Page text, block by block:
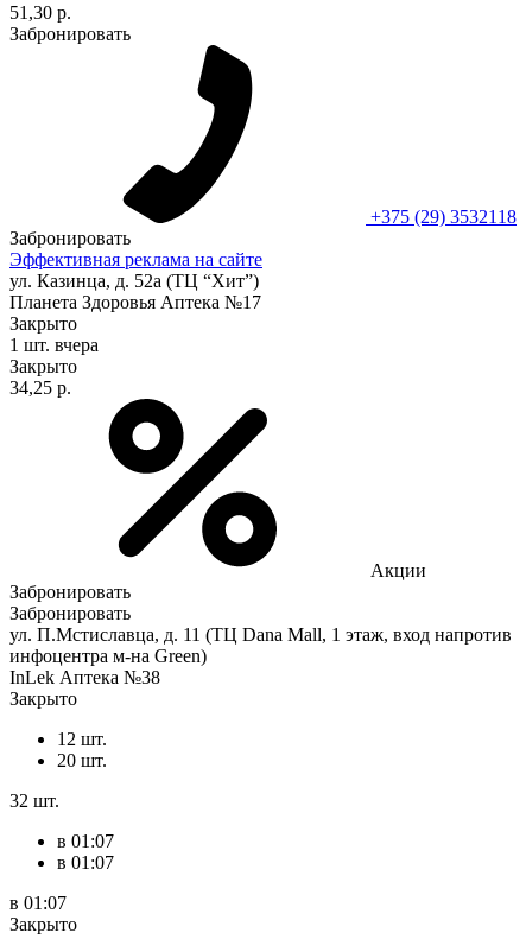
51,30 р.
Забронировать
+375 (29) 3532118
Забронировать
Эффективная реклама на сайте
ул. Казинца, д. 52а (ТЦ “Хит”)
Планета Здоровья Аптека №17
Закрыто
1 шт. вчера
Закрыто
34,25 р.
Акции
Забронировать
Забронировать
ул. П.Мстиславца, д. 11 (ТЦ Dana Mall, 1 этаж, вход напротив
инфоцентра м-на Green)
InLek Аптека №38
Закрыто
12 шт.
20 шт.
32 шт.
в 01:07
в 01:07
в 01:07
Закрыто